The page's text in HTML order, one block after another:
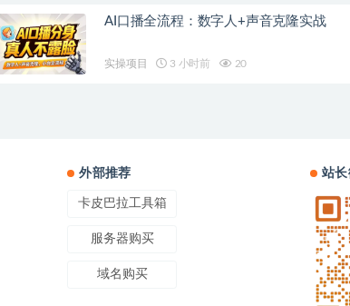
AI口播全流程：数字人+声音克隆实战
实操项目 3 小时前 20
外部推荐
卡皮巴拉工具箱
服务器购买
域名购买
站